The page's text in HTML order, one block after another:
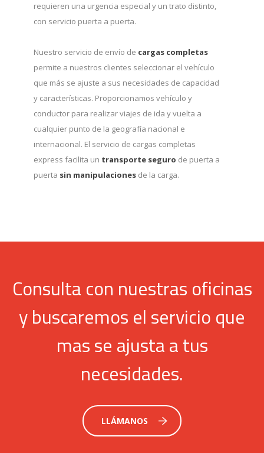
requieren una urgencia especial y un trato distinto,
con servicio puerta a puerta.
Nuestro servicio de envío de cargas completas
permite a nuestros clientes seleccionar el vehículo
que más se ajuste a sus necesidades de capacidad
y características. Proporcionamos vehículo y
conductor para realizar viajes de ida y vuelta a
cualquier punto de la geografía nacional e
internacional. El servicio de cargas completas
express facilita un transporte seguro de puerta a
puerta sin manipulaciones de la carga.
Consulta con nuestras oficinas
y buscaremos el servicio que
mas se ajusta a tus
necesidades.
LLÁMANOS